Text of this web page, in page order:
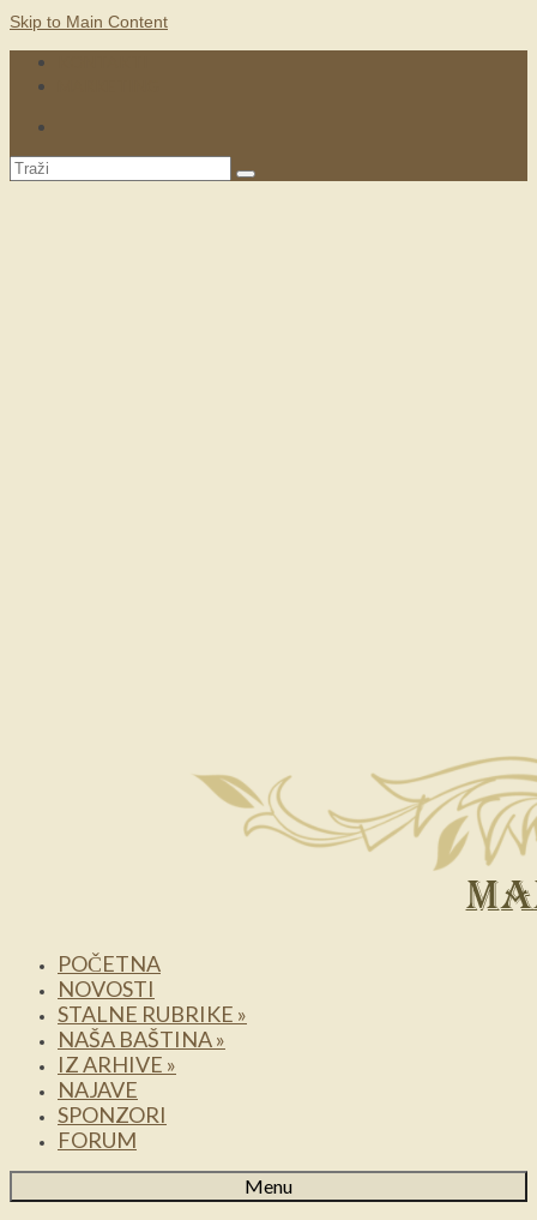
Skip to Main Content
Search
POČETNA
NOVOSTI
STALNE RUBRIKE »
NAŠA BAŠTINA»
IZ ARHIVE »
NAJAVE
SPONZORI
FORUM
Menu